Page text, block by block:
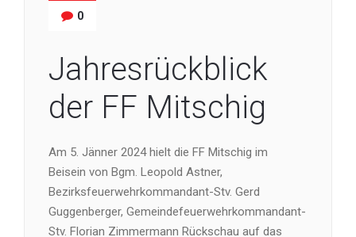
0
Jahresrückblick
der FF Mitschig
Am 5. Jänner 2024 hielt die FF Mitschig im
Beisein von Bgm. Leopold Astner,
Bezirksfeuerwehrkommandant-Stv. Gerd
Guggenberger, Gemeindefeuerwehrkommandant-
Stv. Florian Zimmermann Rückschau auf das